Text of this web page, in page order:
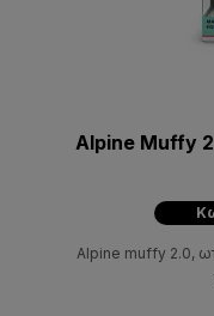
Alpine Muffy
Alpine muffy 2.0,